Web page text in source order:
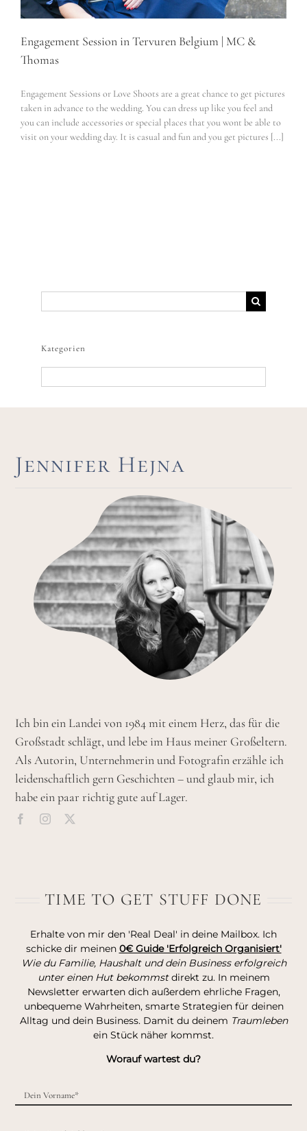
Engagement Session in Tervuren Belgium | MC &
Thomas
Engagement Sessions or Love Shoots are a great chance to get pictures
taken in advance to the wedding. You can dress up like you feel and
you can include accessories or special places that you wont be able to
visit on your wedding day. It is casual and fun and you get pictures [...]
nach:
Kategorien
Jennifer Hejna
Ich bin ein Landei von 1984 mit einem Herz, das für die
Großstadt schlägt, und lebe im Haus meiner Großeltern.
Als Autorin, Unternehmerin und Fotografin erzähle ich
leidenschaftlich gern Geschichten – und glaub mir, ich
habe ein paar richtig gute auf Lager.
TIME TO GET STUFF DONE
Erhalte von mir den 'Real Deal' in deine Mailbox. Ich
schicke dir meinen 0€ Guide 'Erfolgreich Organisiert'
Wie du Familie, Haushalt und dein Business erfolgreich
unter einen Hut bekommstdirekt zu. In meinem
Newsletter erwarten dich außerdem ehrliche Fragen,
unbequeme Wahrheiten, smarte Strategien für deinen
Alltag und dein Business. Damit du deinem Traumleben
ein Stück näher kommst.
Worauf wartest du?